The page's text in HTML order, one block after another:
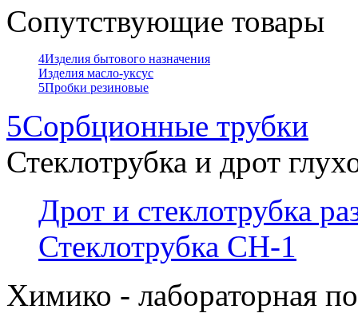
Сопутствующие товары
4Изделия бытового назначения
Изделия масло-уксус
5Пробки резиновые
5Сорбционные трубки
Стеклотрубка и дрот
Дрот и стеклотрубка
Стеклотрубка СН-1
Химико - лабораторная